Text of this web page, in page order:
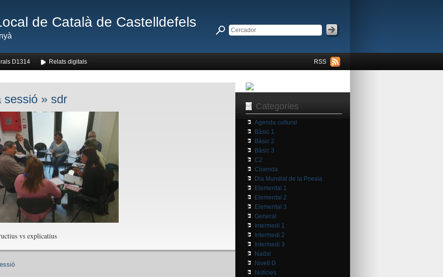
de Català de Castelldefels
RSS
D1314 Relats digitals
sessió» sdr
vs explicatius
Categories
Agenda cultural
Bàsic 1
Bàsic 2
Bàsic 3
C2
Cloenda
Dia Mundial de la Poesia
Elemental 1
Elemental 2
Elemental 3
General
Intermedi 1
Intermedi 2
Intermedi 3
Nadal
Nivell D
Notícies